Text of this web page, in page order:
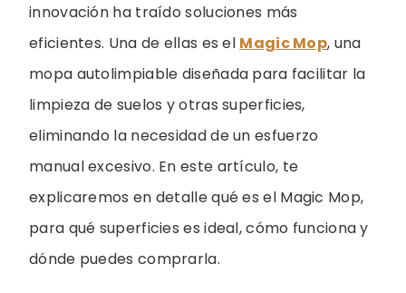
innovación ha traído soluciones más
eficientes. Una de ellas es el Magic Mop, una
mopa autolimpiable diseñada para facilitar la
limpieza de suelos y otras superficies,
eliminando la necesidad de un esfuerzo
manual excesivo. En este artículo, te
explicaremos en detalle qué es el Magic Mop,
para qué superficies es ideal, cómo funciona y
dónde puedes comprarla.